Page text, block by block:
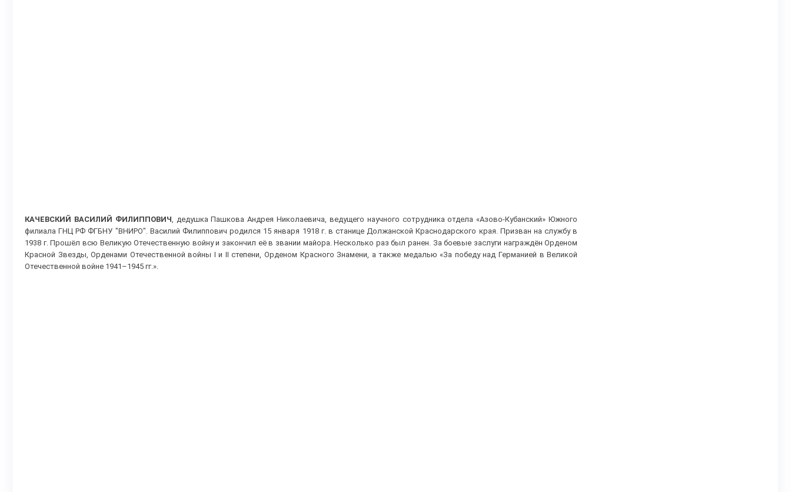
КАЧЕВСКИЙ ВАСИЛИЙ ФИЛИППОВИЧ , дедушка Пашкова Андрея Николаевича, ведущего научного сотрудника отдела «Азово-Кубанский» Южного
филиала ГНЦ РФ ФГБНУ "ВНИРО". Василий Филиппович родился 15 января 1918 г. в станице Должанской Краснодарского края. Призван на службу в
1938 г. Прошёл всю Великую Отечественную войну и закончил её в звании майора. Несколько раз был ранен. За боевые заслуги награждён Орденом
Красной Звезды, Орденами Отечественной войны I и II степени, Орденом Красного Знамени, а также медалью «За победу над Германией в Великой
Отечественной войне 1941–1945 гг.».